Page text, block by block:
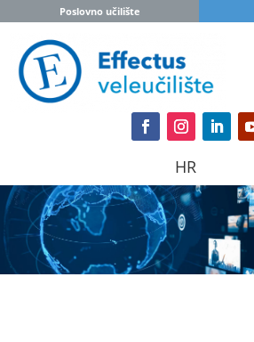
Poslovno učilište
HR